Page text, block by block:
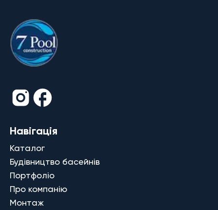
Навігація
Каталог
Будівництво басейнів
Портфоліо
Про компанію
Монтаж